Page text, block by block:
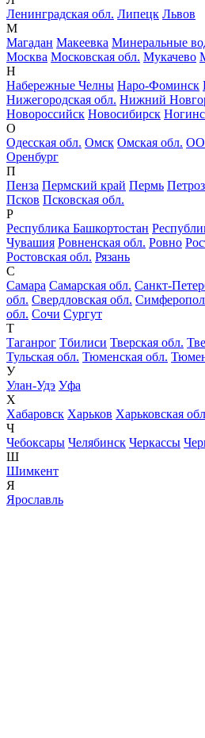
Ленинградская обл. Липецк Львов
М
Магадан Макеевка Минеральные
Москва Московская обл. Мукачево
Н
Набережные Челны Наро-Фоминск
Нижегородская обл. Нижний
Новороссийск Новосибирск
О
Одесская обл. Омск Омская обл.
Оренбург
П
Пенза Пермский край Пермь
Псков Псковская обл.
Р
Республика Башкортостан
Чувашия Ровненская обл. Ровно
Ростовская обл. Рязань
С
Самара Самарская обл. Санкт-
обл. Свердловская обл.
обл. Сочи Сургут
Т
Таганрог Тбилиси Тверская обл.
Тульская обл. Тюменская обл.
У
Улан-Удэ Уфа
Х
Хабаровск Харьков Харьковская
Ч
Чебоксары Челябинск Черкассы
Ш
Шимкент
Я
Ярославль